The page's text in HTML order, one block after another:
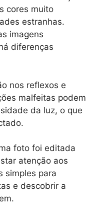
cores muito
estranhas.
imagens
diferenças
nos reflexos e
malfeitas podem
da luz, o que
foto foi editada
atenção aos
simples para
e descobrir a